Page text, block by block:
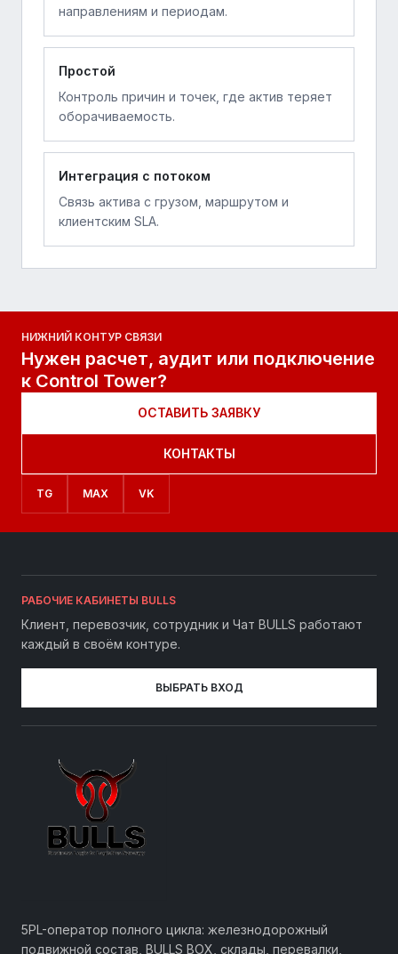
направлениям и периодам.
Простой
Контроль причин и точек, где актив теряет
оборачиваемость.
Интеграция с потоком
Связь актива с грузом, маршрутом и
клиентским SLA.
НИЖНИЙ КОНТУР СВЯЗИ
Нужен расчет, аудит или подключение
к Control Tower?
ОСТАВИТЬ ЗАЯВКУ
КОНТАКТЫ
TG MAX VK
РАБОЧИЕ КАБИНЕТЫ BULLS
Клиент, перевозчик, сотрудник и Чат BULLS работают
каждый в своём контуре.
ВЫБРАТЬ ВХОД
5PL-оператор полного цикла: железнодорожный
подвижной состав, BULLS BOX, склады, перевалки,